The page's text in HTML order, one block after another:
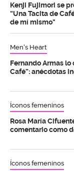
Kenji Fujimori se
“Una Tacita de
de mí mismo"
Men's Heart
Fernando Armas lo
Café”: anécdotas
Íconos femeninos
Rosa María
comentario como
Íconos femeninos